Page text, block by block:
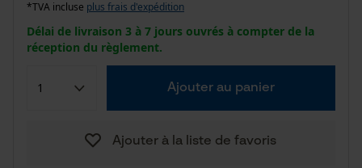
*TVA incluse plus frais d'expédition
Délai de livraison 3 à 7 jours ouvrés à compter de la
réception du règlement.
Ajouter au panier
Ajouter à la liste de favoris